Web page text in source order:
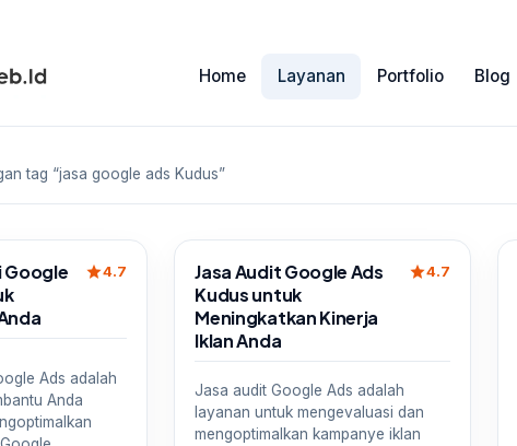
Home Layanan Portfolio Blog
tag “jasa google ads Kudus”
Google
star4.7
Ads adalah
Anda
Sale
Jasa Audit Google Ads
Kudus untuk
Meningkatkan Kinerja
Iklan Anda
star4.7
Jasa audit Google Ads adalah
layanan untuk mengevaluasi dan
mengoptimalkan kampanye iklan